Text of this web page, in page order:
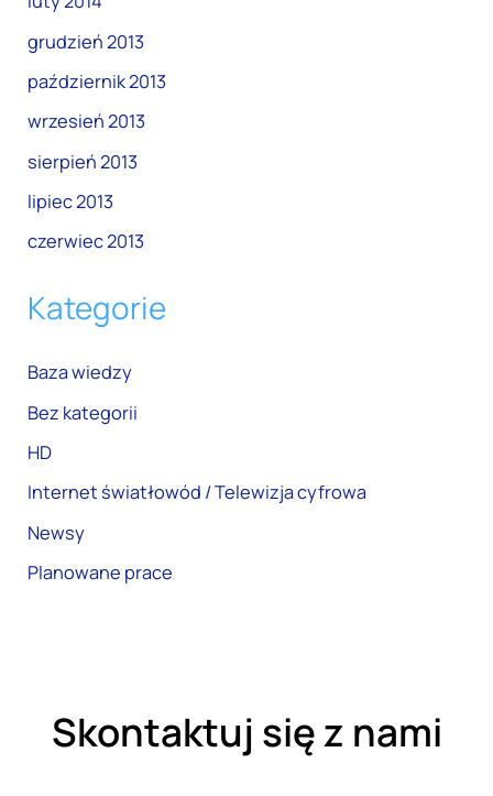
grudzień 2013
październik 2013
wrzesień 2013
sierpień 2013
lipiec 2013
czerwiec 2013
Kategorie
Baza wiedzy
Bez kategorii
HD
Internet światłowód / Telewizja cyfrowa
Newsy
Planowane prace
Skontaktuj się z nami